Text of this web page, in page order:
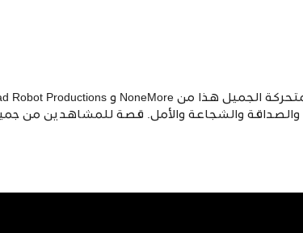
والشجاعة والأمل. قصة للمشاهدين من